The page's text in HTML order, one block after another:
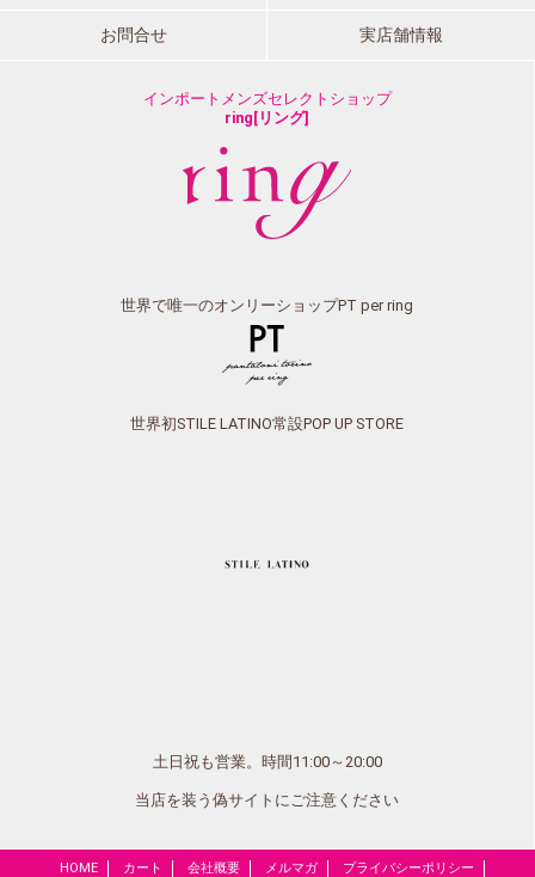
お問合せ 実店舗情報
インポートメンズセレクトショップ
ring[リング]
世界で唯一のオンリーショップPT per ring
世界初STILE LATINO常設POP UP STORE
土日祝も営業。時間11:00～20:00
当店を装う偽サイトにご注意ください
HOME カート 会社概要 メルマガ プライバシーポリシー